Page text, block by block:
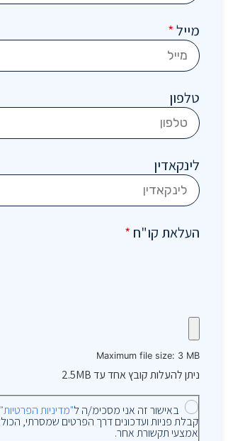
מייל*
טלפון
לינקאדין
העלאת קו"ח *
Maximum file size: 3 MB
ניתן להעלות קובץ אחד עד 2.5MB
באישור זה אני מסכימ/ה ל"מדיניות הפרטיות"
אמצעי תקשורת אחר.